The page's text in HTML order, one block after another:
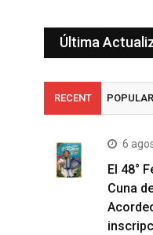
Última
RECENT POPULAR
6
El 48°
Cuna